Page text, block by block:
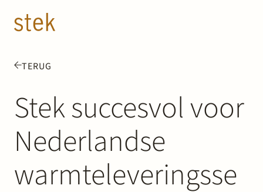
TERUG
Stek succesvol voor
Nederlandse
warmteleveringsse
Mensen
Expertise
Over ons
Track record